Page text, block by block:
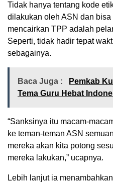
Tidak hanya tentang kode
dilakukan oleh ASN dan
mencairkan TPP adalah
Seperti, tidak hadir tepat
sebagainya.
Baca Juga :
Pemkab
Tema Guru Hebat
“Sanksinya itu macam-
ke teman-teman ASN
mereka akan kita potong
mereka lakukan,” ucapnya.
Lebih lanjut ia